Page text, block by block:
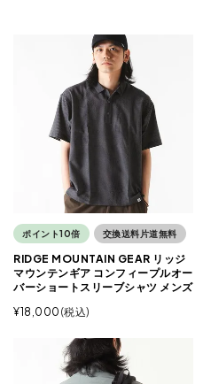
ポイント10倍 交換送料片道無料
RIDGE MOUNTAIN GEAR リッジ
マウンテンギア コンフィープルオー
バーショートスリーブシャツ メンズ
¥18,000 税込